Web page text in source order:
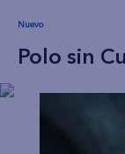
Nuevo
Polo sin